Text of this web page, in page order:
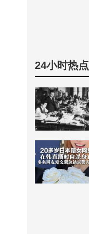
24小时热点